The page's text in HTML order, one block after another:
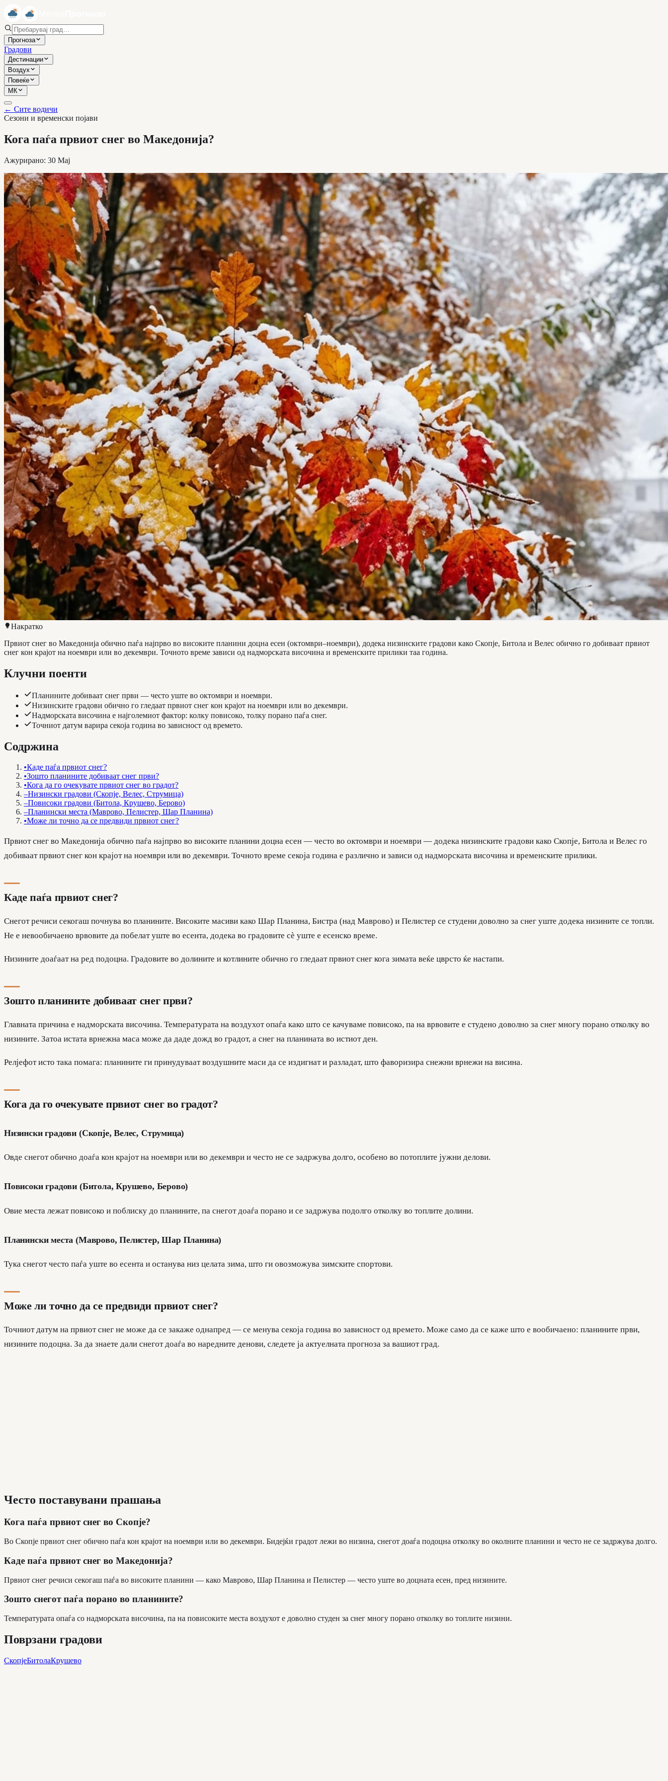
Прогноза
Градови
Дестинации
Воздух
Повеќе
МК
← Сите водичи
Сезони и временски појави
Кога паѓа првиот снег во Македонија?
Ажурирано: 30 Мај
Накратко
Првиот снег во Македонија обично паѓа најпрво во високите планини доцна есен (октомври–ноември), додека низинските градови како Скопје, Битола и Велес обично го добиваат првиот
снег кон крајот на ноември или во декември. Точното време зависи од надморската височина и временските прилики таа година.
Клучни поенти
Планините добиваат снег први — често уште во октомври и ноември.
Низинските градови обично го гледаат првиот снег кон крајот на ноември или во декември.
Надморската височина е најголемиот фактор: колку повисоко, толку порано паѓа снег.
Точниот датум варира секоја година во зависност од времето.
Содржина
•Каде паѓа првиот снег?
•Зошто планините добиваат снег први?
•Кога да го очекувате првиот снег во градот?
–Низински градови (Скопје, Велес, Струмица)
–Повисоки градови (Битола, Крушево, Берово)
–Планински места (Маврово, Пелистер, Шар Планина)
•Може ли точно да се предвиди првиот снег?
Првиот снег во Македонија обично паѓа најпрво во високите планини доцна есен — често во октомври и ноември — додека низинските градови како Скопје, Битола и Велес го
добиваат првиот снег кон крајот на ноември или во декември. Точното време секоја година е различно и зависи од надморската височина и временските прилики.
Каде паѓа првиот снег?
Снегот речиси секогаш почнува во планините. Високите масиви како Шар Планина, Бистра (над Маврово) и Пелистер се студени доволно за снег уште додека низините се топли.
Не е невообичаено врвовите да побелат уште во есента, додека во градовите сè уште е есенско време.
Низините доаѓаат на ред подоцна. Градовите во долините и котлините обично го гледаат првиот снег кога зимата веќе цврсто ќе настапи.
Зошто планините добиваат снег први?
Главната причина е надморската височина. Температурата на воздухот опаѓа како што се качуваме повисоко, па на врвовите е студено доволно за снег многу порано отколку во
низините. Затоа истата врнежна маса може да даде дожд во градот, а снег на планината во истиот ден.
Релјефот исто така помага: планините ги принудуваат воздушните маси да се издигнат и разладат, што фаворизира снежни врнежи на висина.
Кога да го очекувате првиот снег во градот?
Низински градови (Скопје, Велес, Струмица)
Овде снегот обично доаѓа кон крајот на ноември или во декември и често не се задржува долго, особено во потоплите јужни делови.
Повисоки градови (Битола, Крушево, Берово)
Овие места лежат повисоко и поблиску до планините, па снегот доаѓа порано и се задржува подолго отколку во топлите долини.
Планински места (Маврово, Пелистер, Шар Планина)
Тука снегот често паѓа уште во есента и останува низ целата зима, што ги овозможува зимските спортови.
Може ли точно да се предвиди првиот снег?
Точниот датум на првиот снег не може да се закаже однапред — се менува секоја година во зависност од времето. Може само да се каже што е вообичаено: планините први,
низините подоцна. За да знаете дали снегот доаѓа во наредните денови, следете ја актуелната прогноза за вашиот град.
Често поставувани прашања
Кога паѓа првиот снег во Скопје?
Во Скопје првиот снег обично паѓа кон крајот на ноември или во декември. Бидејќи градот лежи во низина, снегот доаѓа подоцна отколку во околните планини и често не се задржува долго.
Каде паѓа првиот снег во Македонија?
Првиот снег речиси секогаш паѓа во високите планини — како Маврово, Шар Планина и Пелистер — често уште во доцната есен, пред низините.
Зошто снегот паѓа порано во планините?
Температурата опаѓа со надморската височина, па на повисоките места воздухот е доволно студен за снег многу порано отколку во топлите низини.
Поврзани градови
СкопјеБитолаКрушево